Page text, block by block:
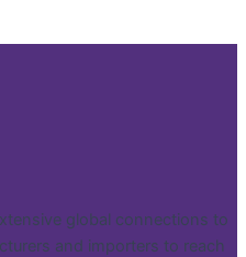
global connections to
and importers to reach